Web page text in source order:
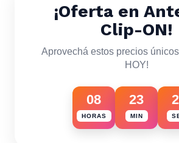
¡Oferta en
Clip-ON!
Aprovechá estos precios
HOY!
08
HORAS
23
MIN